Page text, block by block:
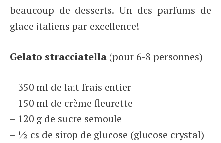
beaucoup de desserts. Un des parfums de
glace italiens par excellence!
Gelato stracciatella (pour 6-8 personnes)
– 350 ml de lait frais entier
– 150 ml de crème fleurette
– 120 g de sucre semoule
– ½ cs de sirop de glucose (glucose crystal)